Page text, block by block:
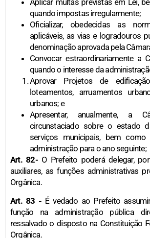
Aplicar multas previstas em Lei,
quando impostas irregularmente;
Oficializar, obedecidas as
aplicáveis, as vias e logradouros
denominação aprovada pela
Convocar estraordinariamente a
quando o interesse da
Aprovar Projetos de
loteamentos, arruamentos
urbanos; e
Apresentar, anualmente, a
circunstaciado sobre o estado
serviços municipais, bem
administração para o ano seguinte;
Art. 82-O Prefeito poderá delegar,
auxiliares, as funções administrativas
Orgânica.
Art. 83 -É vedado ao Prefeito
função na administração pública
ressalvado o disposto na Constituição
Orgânica.